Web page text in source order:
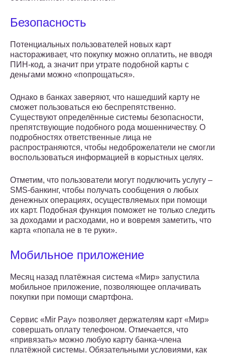
Безопасность
Потенциальных пользователей новых карт
настораживает, что покупку можно оплатить, не вводя
ПИН-код, а значит при утрате подобной карты с
деньгами можно «попрощаться».
Однако в банках заверяют, что нашедший карту не
сможет пользоваться ею беспрепятственно.
Существуют определённые системы безопасности,
препятствующие подобного рода мошенничеству. О
подробностях ответственные лица не
распространяются, чтобы недоброжелатели не смогли
воспользоваться информацией в корыстных целях.
Отметим, что пользователи могут подключить услугу –
SMS-банкинг, чтобы получать сообщения о любых
денежных операциях, осуществляемых при помощи
их карт. Подобная функция поможет не только следить
за доходами и расходами, но и вовремя заметить, что
карта «попала не в те руки».
Мобильное приложение
Месяц назад платёжная система «Мир» запустила
мобильное приложение, позволяющее оплачивать
покупки при помощи смартфона.
Сервис «Mir Pay» позволяет держателям карт «Мир»
совершать оплату телефоном. Отмечается, что
«привязать» можно любую карту банка-члена
платёжной системы. Обязательными условиями, как